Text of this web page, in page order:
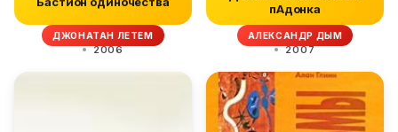
ДЖОНАТАН ЛЕТЕМ
2006
пАдонка
АЛЕКСАНДР ДЫМ
2007